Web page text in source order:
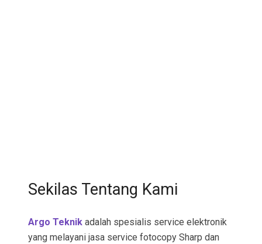
Sekilas Tentang Kami
Argo Teknik adalah spesialis service elektronik
yang melayani jasa service fotocopy Sharp dan